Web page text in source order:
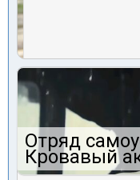
Отряд
Кровавый